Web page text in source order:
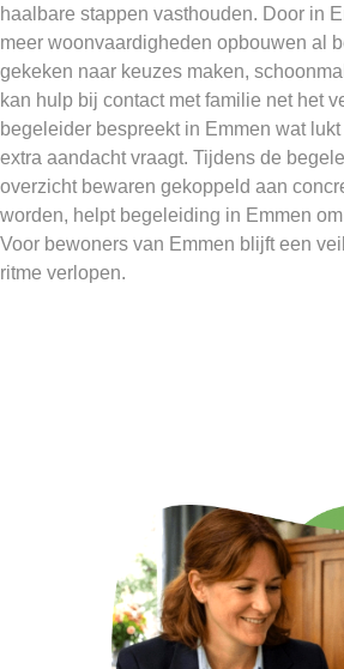
haalbare stappen vasthouden. Door in
meer woonvaardigheden opbouwen al
gekeken naar keuzes maken,
kan hulp bij contact met familie net het
begeleider bespreekt in Emmen wat
extra aandacht vraagt. Tijdens de
overzicht bewaren gekoppeld aan
worden, helpt begeleiding in Emmen
Voor bewoners van Emmen blijft een
ritme verlopen.